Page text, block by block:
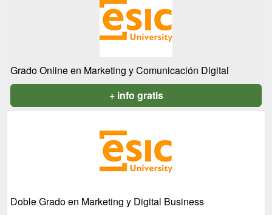
Grado Online en Marketing y Comunicación Digital
+ info gratis
Doble Grado en Marketing y Digital Business